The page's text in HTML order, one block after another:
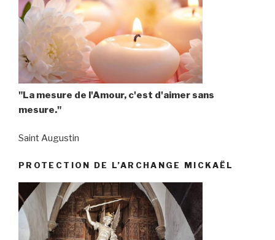
"La mesure de l'Amour, c'est d'aimer sans
mesure."
Saint Augustin
PROTECTION DE L’ARCHANGE MICKAËL